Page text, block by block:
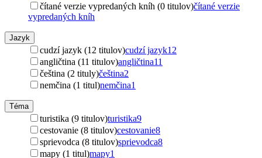
čítané verzie vypredaných kníh (0 titulov)čítané verzie
vypredaných kníh
Jazyk
cudzí jazyk (12 titulov)cudzí jazyk12
angličtina (11 titulov)angličtina11
čeština (2 tituly)čeština2
nemčina (1 titul)nemčina1
Téma
turistika (9 titulov)turistika9
cestovanie (8 titulov)cestovanie8
sprievodca (8 titulov)sprievodca8
mapy (1 titul)mapy1